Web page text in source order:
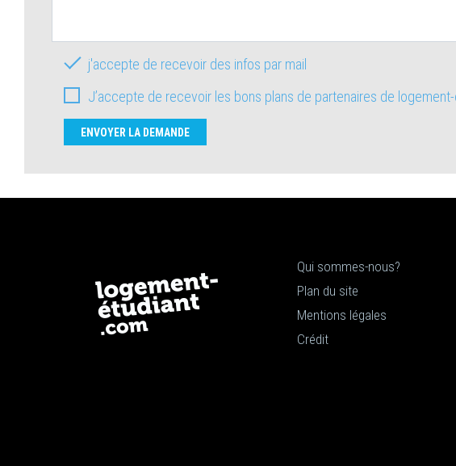
j'accepte de recevoir des infos par mail
J’accepte de recevoir les bons plans de partenaires de
ENVOYER LA DEMANDE
Qui sommes-nous?
Plan du site
Mentions légales
Crédit